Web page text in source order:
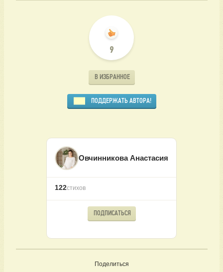
9
В ИЗБРАННОЕ
ПОДДЕРЖАТЬ АВТОРА!
Овчинникова Анастасия
122стихов
ПОДПИСАТЬСЯ
Поделиться